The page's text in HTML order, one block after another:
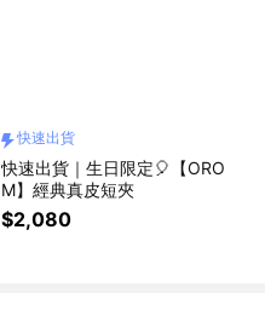
快速出貨
快速出貨｜生日限定🎈【ORO
M】經典真皮短夾
$2,080